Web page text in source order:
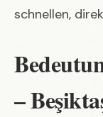
schnellen,
–